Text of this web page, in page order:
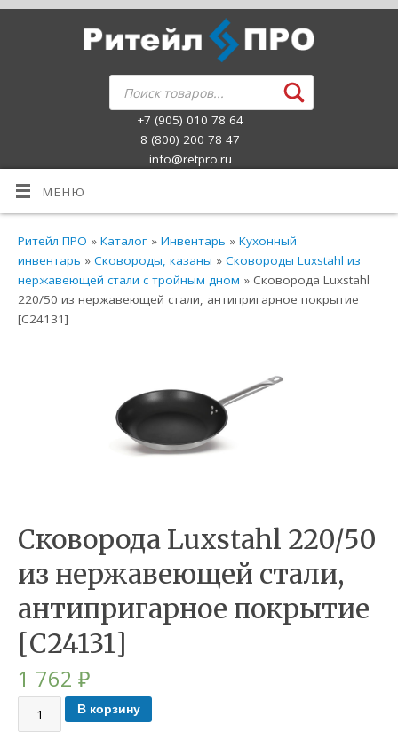
+7 (905) 010 78 64
8 (800) 200 78 47
info@retpro.ru
МЕНЮ
Ритейл ПРО »Каталог »Инвентарь »Кухонный
инвентарь »Сковороды, казаны »Сковороды Luxstahl из
нержавеющей стали с тройным дном » Сковорода Luxstahl
220/50 из нержавеющей стали, антипригарное покрытие
[C24131]
Сковорода Luxstahl 220/50
из нержавеющей стали,
антипригарное покрытие
[C24131]
1 762₽
В корзину